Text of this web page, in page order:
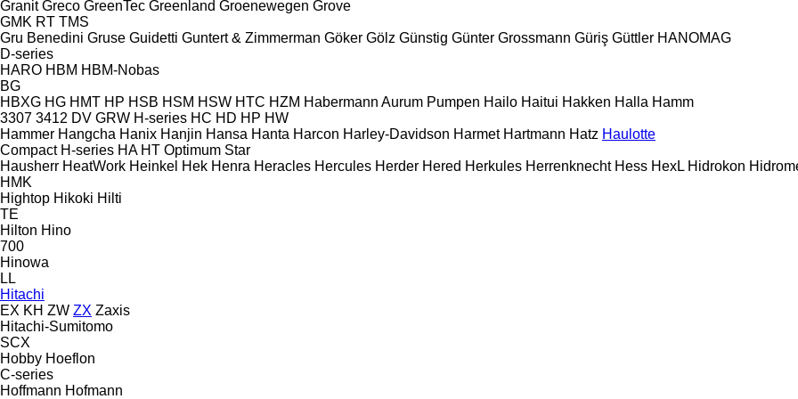
Granit Greco GreenTec Greenland Groenewegen Grove
GMK RT TMS
Gru Benedini Gruse Guidetti Guntert & Zimmerman Göker Gölz Günstig Günter Grossmann Güriş Güttler HANOMAG
D-series
HARO HBM HBM-Nobas
BG
HBXG HG HMT HP HSB HSM HSW HTC HZM Habermann Aurum Pumpen Hailo Haitui Hakken Halla Hamm
3307 3412 DV GRW H-series HC HD HP HW
Hammer Hangcha Hanix Hanjin Hansa Hanta Harcon Harley-Davidson Harmet Hartmann Hatz Haulotte
Compact H-series HA HT Optimum Star
Hausherr HeatWork Heinkel Hek Henra Heracles Hercules Herder Hered Herkules Herrenknecht Hess HexL Hidrokon
HMK
Hightop Hikoki Hilti
TE
Hilton Hino
700
Hinowa
LL
Hitachi
EX KH ZW ZX Zaxis
Hitachi-Sumitomo
SCX
Hobby Hoeflon
C-series
Hoffmann Hofmann